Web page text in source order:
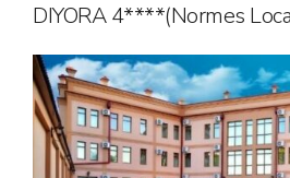
DIYORA 4****(Normes